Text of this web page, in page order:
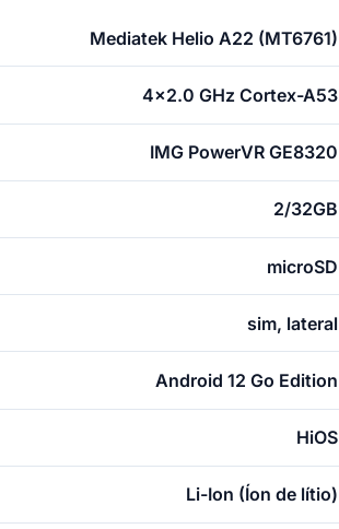
Mediatek Helio A22 (MT6761)
4x2.0 GHz Cortex-A53
IMG PowerVR GE8320
2/32GB
microSD
sim, lateral
Android 12 Go Edition
HiOS
Li-Ion (Íon de lítio)